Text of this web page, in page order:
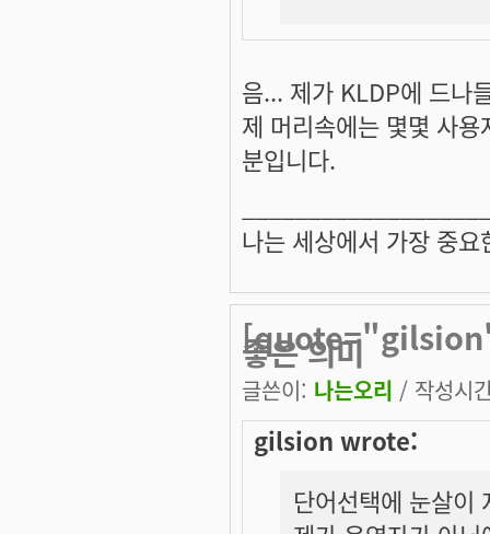
음... 제가 KLDP에 드나
제 머리속에는 몇몇 사
분입니다.
나는 세상에서 가장 중요
[quote="gilsion"]
좋은 의미
글쓴이: 나는오리 / 작성시
gilsion wrote:
단어선택에 눈살이